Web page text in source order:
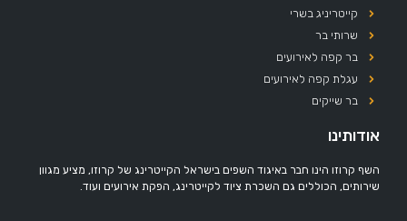
קייטריניג בשרי
שרותי בר
בר קפה לאירועים
עגלת קפה לאירועים
בר שייקים
אודותינו
השף קרוזו הינו חבר באיגוד השפים בישראל הקייטרינג של קרוזו, מציע מגוון
שירותים, הכוללים גם השכרת ציוד לקייטרינג, הפקת אירועים ועוד.